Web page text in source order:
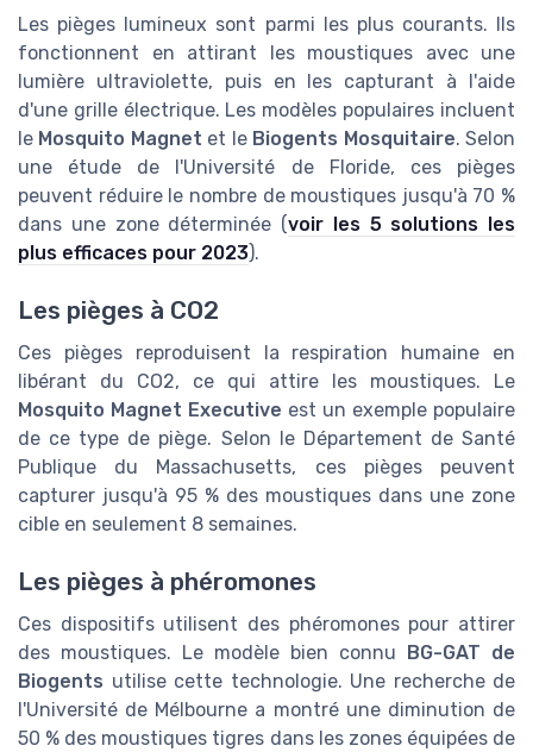
Les pièges lumineux sont parmi les plus courants. Ils
fonctionnent en attirant les moustiques avec une
lumière ultraviolette, puis en les capturant à l'aide
d'une grille électrique. Les modèles populaires incluent
le Mosquito Magnet et le Biogents Mosquitaire. Selon
une étude de l'Université de Floride, ces pièges
peuvent réduire le nombre de moustiques jusqu'à 70 %
dans une zone déterminée (voir les 5 solutions les
plus efficaces pour 2023).
Les pièges à CO2
Ces pièges reproduisent la respiration humaine en
libérant du CO2, ce qui attire les moustiques. Le
Mosquito Magnet Executive est un exemple populaire
de ce type de piège. Selon le Département de Santé
Publique du Massachusetts, ces pièges peuvent
capturer jusqu'à 95 % des moustiques dans une zone
cible en seulement 8 semaines.
Les pièges à phéromones
Ces dispositifs utilisent des phéromones pour attirer
des moustiques. Le modèle bien connu
BG-GAT de
Biogents utilise cette technologie. Une recherche de
l'Université de Mélbourne a montré une diminution de
50 % des moustiques tigres dans les zones équipées de